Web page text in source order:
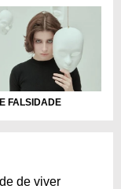
FALSIDADE
de viver